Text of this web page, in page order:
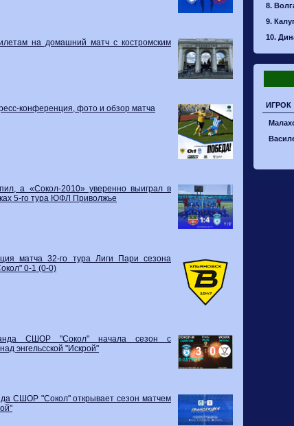
на домашний матч с костромским
конференция, фото и обзор матча
а «Сокол-2010» уверенно выиграл в
5-го тура ЮФЛ Приволжье
матча 32-го тура Лиги Пари сезона
0-1 (0-0)
СШОР "Сокол" начала сезон с
энгельсской "Искрой"
СШОР "Сокол" открывает сезон матчем
8.
9.
10.
ИГРОК